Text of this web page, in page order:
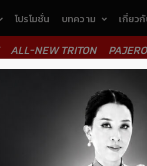
โปรโมชั่น บทความ เกี่ยว
ALL-NEW TRITON